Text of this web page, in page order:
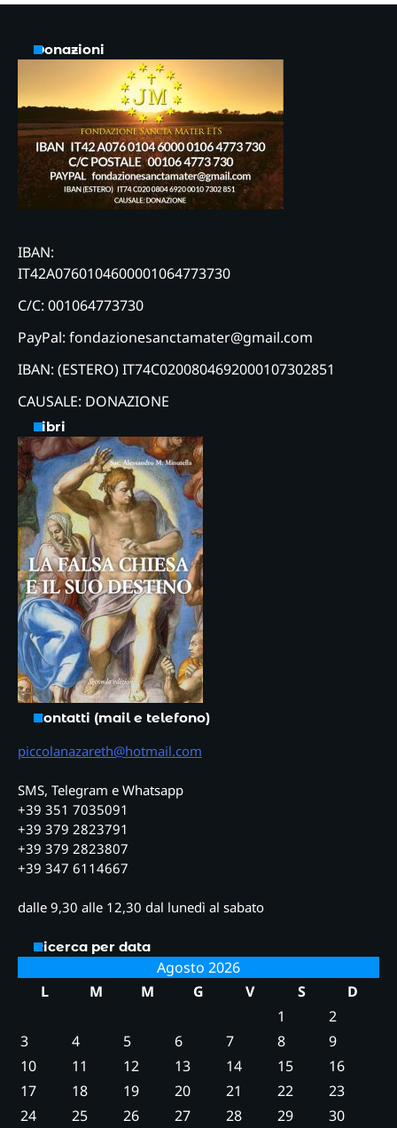
Donazioni
IBAN:
IT42A0760104600001064773730
C/C: 001064773730
PayPal: fondazionesanctamater@gmail.com
IBAN: (ESTERO) IT74C0200804692000107302851
CAUSALE: DONAZIONE
Libri
Contatti (mail e telefono)
piccolanazareth@hotmail.com
SMS, Telegram e Whatsapp
+39 351 7035091
+39 379 2823791
+39 379 2823807
+39 347 6114667
dalle 9,30 alle 12,30 dal lunedì al sabato
Ricerca per data
Agosto 2026
L
M M G V S
D
1
2
3
4 5 6 7 8
9
10
11 12 13 14 15
16
17
18 19 20 21 22
23
24
25 26 27 28 29 30